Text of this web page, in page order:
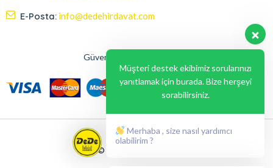
E-Posta: info@dedehirdavat.com
Güvenli Ödeme Seçenekleri
© 2024, Liabil Dizayn
Müşteri destek ekibimiz sorularınızı
yanıtlamak için burada. Bize herşeyi
sorabilirsiniz.
Merhaba , size nasıl yardımcı
olabilirim ?